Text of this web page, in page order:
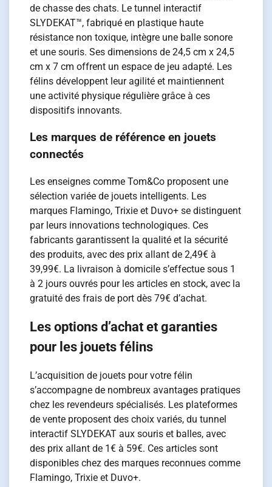
de chasse des chats. Le tunnel interactif
SLYDEKAT™, fabriqué en plastique haute
résistance non toxique, intègre une balle sonore
et une souris. Ses dimensions de 24,5 cm x 24,5
cm x 7 cm offrent un espace de jeu adapté. Les
félins développent leur agilité et maintiennent
une activité physique régulière grâce à ces
dispositifs innovants.
Les marques de référence en jouets
connectés
Les enseignes comme Tom&Co proposent une
sélection variée de jouets intelligents. Les
marques Flamingo, Trixie et Duvo+ se distinguent
par leurs innovations technologiques. Ces
fabricants garantissent la qualité et la sécurité
des produits, avec des prix allant de 2,49€ à
39,99€. La livraison à domicile s’effectue sous 1
à 2 jours ouvrés pour les articles en stock, avec la
gratuité des frais de port dès 79€ d’achat.
Les options d’achat et garanties
pour les jouets félins
L’acquisition de jouets pour votre félin
s’accompagne de nombreux avantages pratiques
chez les revendeurs spécialisés. Les plateformes
de vente proposent des choix variés, du tunnel
interactif SLYDEKAT aux souris et balles, avec
des prix allant de 1€ à 59€. Ces articles sont
disponibles chez des marques reconnues comme
Flamingo, Trixie et Duvo+.